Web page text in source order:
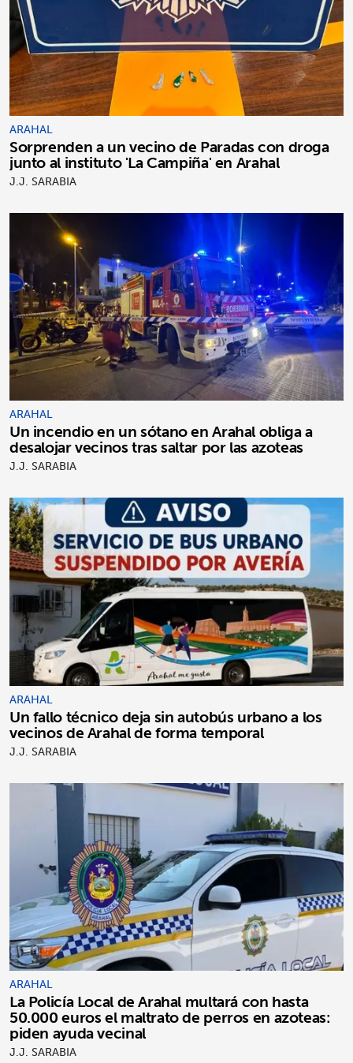
ARAHAL
Sorprenden a un vecino de Paradas con droga
junto al instituto 'La Campiña' en Arahal
J.J. SARABIA
ARAHAL
Un incendio en un sótano en Arahal obliga a
desalojar vecinos tras saltar por las azoteas
J.J. SARABIA
ARAHAL
Un fallo técnico deja sin autobús urbano a los
vecinos de Arahal de forma temporal
J.J. SARABIA
ARAHAL
La Policía Local de Arahal multará con hasta
50.000 euros el maltrato de perros en azoteas:
piden ayuda vecinal
J.J. SARABIA